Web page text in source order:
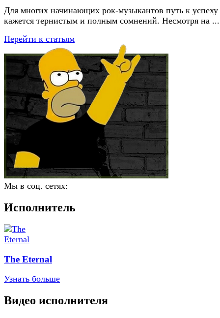
Для многих начинающих рок-музыкантов путь к успеху
кажется тернистым и полным сомнений. Несмотря на ...
Перейти к статьям
Мы в соц. сетях:
Исполнитель
The Eternal
Узнать больше
Видео исполнителя